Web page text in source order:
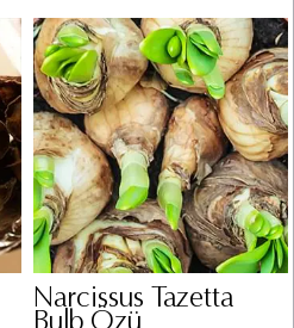
Narcissus Tazetta
Bulb Özü
online danışmanlık
gibi süreçlerin
müşteri işlem, işlem
bilgisi, mesleki
bilgisi, görsel ve işitsel
rıza, sözleşmenin ifası,
hizmetlerinin yürütülmesi
ve iade edilmiş
(kimlik, iletişim,
kozmetik ürün kullanım